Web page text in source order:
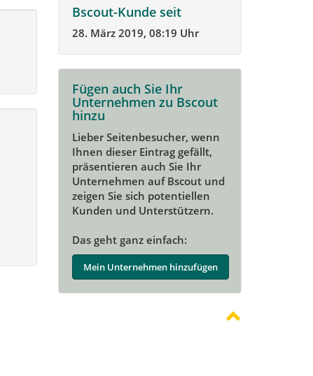
Bscout-Kunde seit
28. März 2019, 08:19 Uhr
Fügen auch Sie Ihr
Unternehmen zu Bscout
hinzu
Lieber Seitenbesucher, wenn
Ihnen dieser Eintrag gefällt,
präsentieren auch Sie Ihr
Unternehmen auf Bscout und
zeigen Sie sich potentiellen
Kunden und Unterstützern.
Das geht ganz einfach:
Mein Unternehmen hinzufügen